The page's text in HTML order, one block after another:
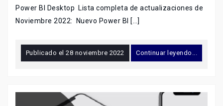
Power BI Desktop Lista completa de actualizaciones de
Noviembre 2022: Nuevo Power BI […]
Publicado el28 noviembre 2022 Continuar leyendo...